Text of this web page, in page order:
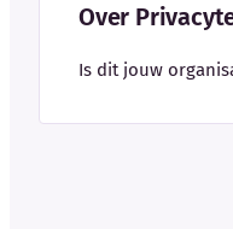
Over
Is dit jouw